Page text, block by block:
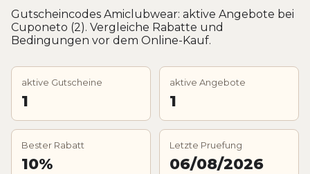
Gutscheincodes Amiclubwear: aktive Angebote bei
Cuponeto (2). Vergleiche Rabatte und
Bedingungen vor dem Online-Kauf.
aktive Gutscheine
1
aktive Angebote
1
Bester Rabatt
10%
Letzte Pruefung
06/08/2026